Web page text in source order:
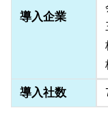
導入企業
導入社数